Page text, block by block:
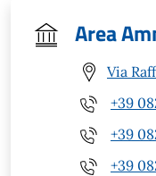
Area
Via
+39
+39
+39